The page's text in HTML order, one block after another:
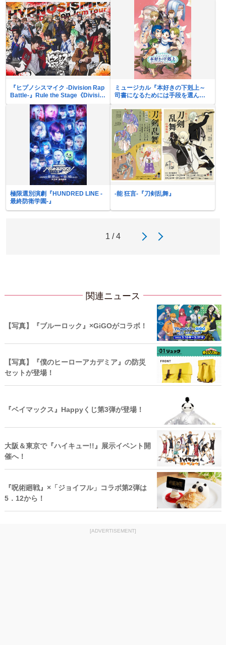
『ヒプノシスマイク -Division Rap
Battle-』Rule the Stage《Division
Jam Tour》vol.3
ミュージカル『本好きの下剋上～
司書になるためには手段を選んで
極限選別演劇『HUNDRED LINE -
最終防衛学園-』
-能 狂言-『刀剣乱舞』
1 / 4
関連ニュース
【写真】『ブルーロック』×GiGOがコラボ！
【写真】『僕のヒーローアカデミア』の防災
セットが登場！
『ベイマックス』Happyくじ第3弾が登場！
大阪＆東京で『ハイキュー!!』展示イベント開
催へ！
『呪術廻戦』×「ジョイフル」コラボ第2弾は
5．12から！
[ADVERTISEMENT]